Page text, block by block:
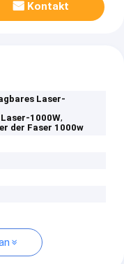
Kontakt
Laser-
1000W,
der Faser 1000w